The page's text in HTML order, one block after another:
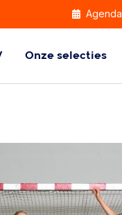
Agenda
Onze selecties